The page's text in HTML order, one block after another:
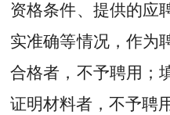
资格条件、提供的应
实准确等情况，作为
合格者，不予聘用；
证明材料者，不予聘用